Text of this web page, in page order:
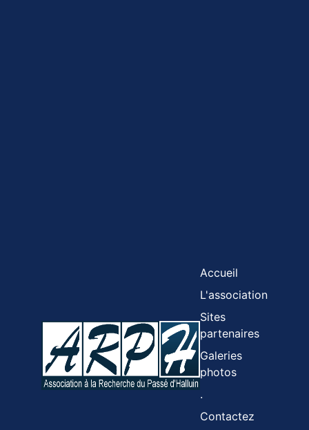
Accueil
L'association
Sites
partenaires
Galeries
photos
.
Contactez